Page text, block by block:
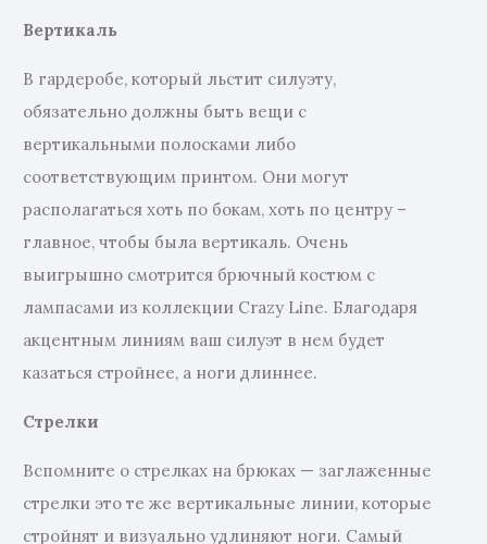
Вертикаль
В гардеробе, который льстит силуэту,
обязательно должны быть вещи с
вертикальными полосками либо
соответствующим принтом. Они могут
располагаться хоть по бокам, хоть по центру –
главное, чтобы была вертикаль. Очень
выигрышно смотрится брючный костюм с
лампасами из коллекции Crazy Line. Благодаря
акцентным линиям ваш силуэт в нем будет
казаться стройнее, а ноги длиннее.
Стрелки
Вспомните о стрелках на брюках — заглаженные
стрелки это те же вертикальные линии, которые
стройнят и визуально удлиняют ноги. Самый